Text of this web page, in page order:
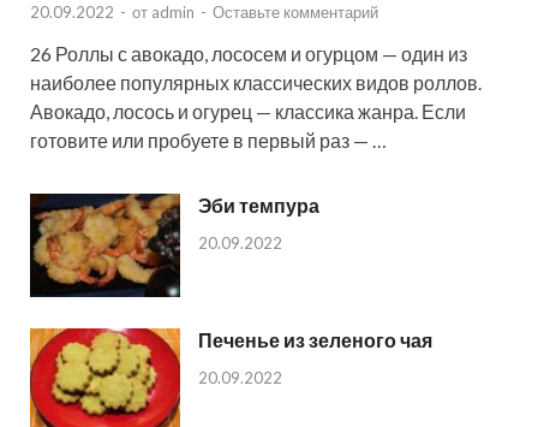
20.09.2022 - от admin - Оставьте комментарий
26 Роллы с авокадо, лососем и огурцом — один из
наиболее популярных классических видов роллов.
Авокадо, лосось и огурец — классика жанра. Если
готовите или пробуете в первый раз — …
Эби темпура
20.09.2022
Печенье из зеленого чая
20.09.2022